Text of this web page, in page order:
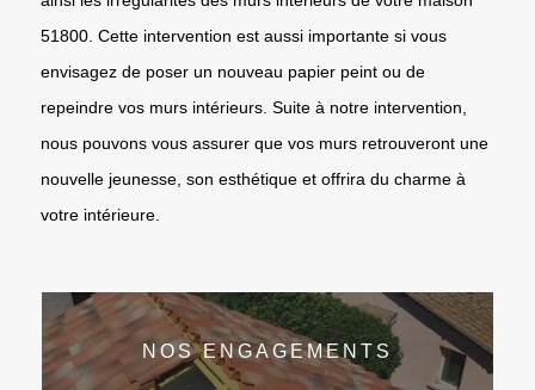
51800. Cette intervention est aussi importante si vous
envisagez de poser un nouveau papier peint ou de
repeindre vos murs intérieurs. Suite à notre intervention,
nous pouvons vous assurer que vos murs retrouveront une
nouvelle jeunesse, son esthétique et offrira du charme à
votre intérieure.
NOS ENGAGEMENTS